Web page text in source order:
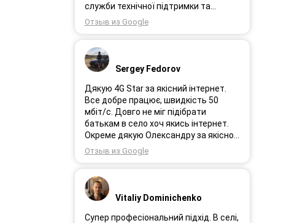
служби технічної підтримки та
інженерам за професійне і швидке
сервісне обслуговування, ремонт і
роки після покупки я не шкодую про
прийняте тоді рішення придбати
обладнання в компанії 3G star (зараз
4G star).
Отзыв из Google
Sergey Fedorov
Дякую 4G Star за якісний інтернет.
Все добре працює, швидкість 50
мбіт/с. Довго не міг підібрати
батькам в село хоч якись інтернет.
Окреме дякую Олександру за якісно
підібране обладнання!
Отзыв из Google
Vitaliy Dominichenko
Супер професіональний підхід. В селі,